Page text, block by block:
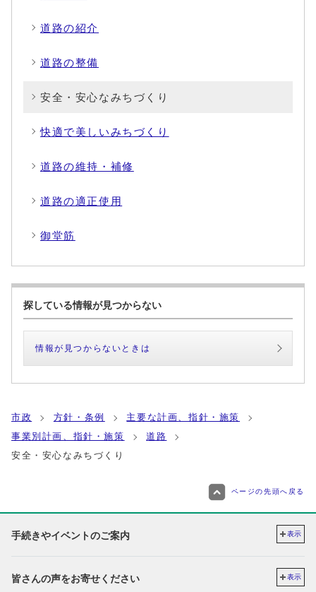
道路の紹介
道路の整備
安全・安心なみちづくり
快適で美しいみちづくり
道路の維持・補修
道路の適正使用
御堂筋
探している情報が見つからない
情報が見つからないときは
市政 方針・条例
主要な計画、指針・施策
事業別計画、指針・施策
道路
安全・安心なみちづくり
ページの先頭へ戻る
手続きやイベントのご案内 表示
皆さんの声をお寄せください 表示